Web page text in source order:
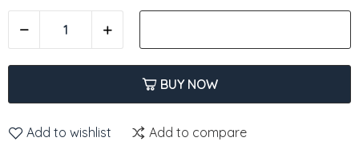
BUY NOW
Add to wishlist Add to compare